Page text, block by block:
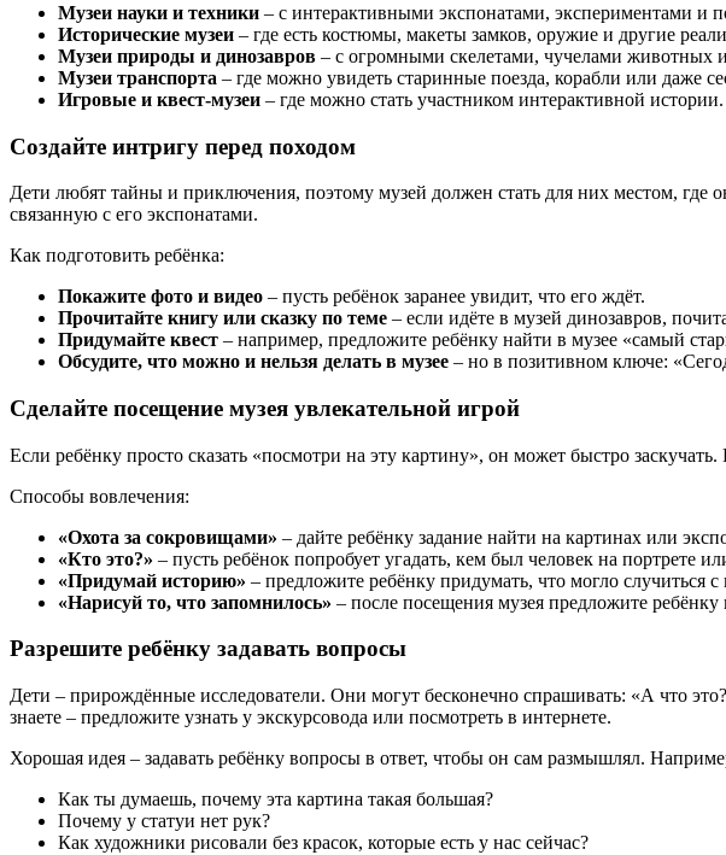
Музеи науки и техники – с интерактивными экспонатами, экспериментами и
Исторические музеи – где есть костюмы, макеты замков, оружие и другие
Музеи природы и динозавров – с огромными скелетами, чучелами животных
Музеи транспорта – где можно увидеть старинные поезда, корабли или даже
Игровые и квест-музеи – где можно стать участником интерактивной истории.
Создайте интригу перед походом
Дети любят тайны и приключения, поэтому музей должен стать для них местом, где
связанную с его экспонатами.
Как подготовить ребёнка:
Покажите фото и видео – пусть ребёнок заранее увидит, что его ждёт.
Прочитайте книгу или сказку по теме – если идёте в музей динозавров,
Придумайте квест – например, предложите ребёнку найти в музее «самый
Обсудите, что можно и нельзя делать в музее – но в позитивном ключе:
Сделайте посещение музея увлекательной игрой
Если ребёнку просто сказать «посмотри на эту картину», он может быстро
Способы вовлечения:
«Охота за сокровищами» – дайте ребёнку задание найти на картинах или
«Кто это?» – пусть ребёнок попробует угадать, кем был человек на портрете
«Придумай историю» – предложите ребёнку придумать, что могло
«Нарисуй то, что запомнилось» – после посещения музея предложите ребёнку
Разрешите ребёнку задавать вопросы
Дети – прирождённые исследователи. Они могут бесконечно спрашивать: «А что
знаете – предложите узнать у экскурсовода или посмотреть в интернете.
Хорошая идея – задавать ребёнку вопросы в ответ, чтобы он сам размышлял.
Как ты думаешь, почему эта картина такая большая?
Почему у статуи нет рук?
Как художники рисовали без красок, которые есть у нас сейчас?